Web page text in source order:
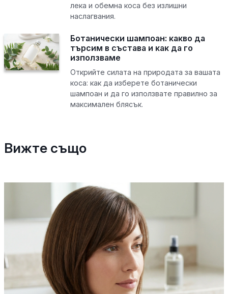
лека и обемна коса без излишни
наслагвания.
Ботанически шампоан: какво да
търсим в състава и как да го
използваме
Открийте силата на природата за вашата
коса: как да изберете ботанически
шампоан и да го използвате правилно за
максимален блясък.
Вижте също